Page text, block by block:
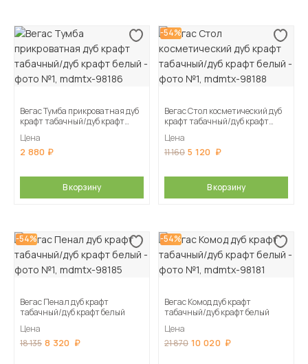
Вегас Тумба прикроватная дуб
крафт табачный/дуб крафт
Цена
2 880
В корзину
-54%
Вегас Стол косметический дуб
крафт табачный/дуб крафт
Цена
11 160 5 120
В корзину
-54%
Вегас Пенал дуб крафт
табачный/дуб крафт белый
Цена
18 135 8 320
-54%
Вегас Комод дуб крафт
табачный/дуб крафт белый
Цена
21 870 10 020